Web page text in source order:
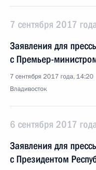
7 сентября 2017
Заявления для
с Премьер-
7 сентября 2017 года, 14:20
Владивосток
6 сентября 2017
Заявления для
с Президентом